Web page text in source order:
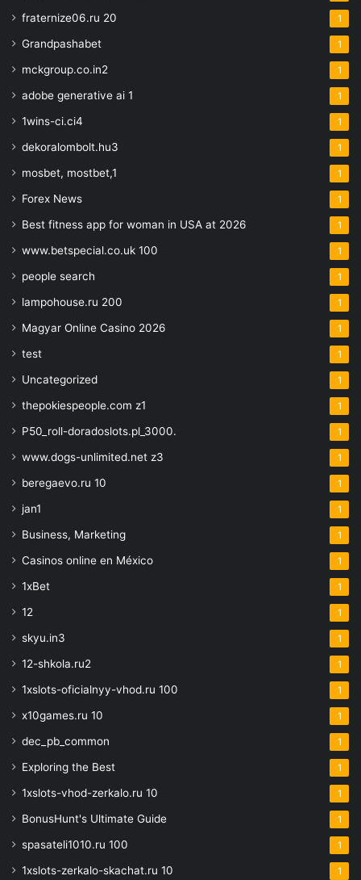
fraternize06.ru 20 1
Grandpashabet 1
mckgroup.co.in2 1
adobe generative ai 1 1
1wins-ci.ci4 1
dekoralombolt.hu3 1
mosbet, mostbet,1 1
Forex News 1
Best fitness app for woman in USA at 2026 1
www.betspecial.co.uk 100 1
people search 1
lampohouse.ru 200 1
Magyar Online Casino 2026 1
test 1
Uncategorized 1
thepokiespeople.com z1 1
P50_roll-doradoslots.pl_3000. 1
www.dogs-unlimited.net z3 1
beregaevo.ru 10 1
jan1 1
Business, Marketing 1
Casinos online en México 1
1xBet 1
12 1
skyu.in3 1
12-shkola.ru2 1
1xslots-oficialnyy-vhod.ru 100 1
x10games.ru 10 1
dec_pb_common 1
Exploring the Best 1
1xslots-vhod-zerkalo.ru 10 1
BonusHunt's Ultimate Guide 1
spasateli1010.ru 100 1
1xslots-zerkalo-skachat.ru 10 1